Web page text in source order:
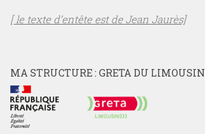
[ le texte d’entête est de Jean Jaurès]
MA STRUCTURE : GRETA DU LIMOUSIN